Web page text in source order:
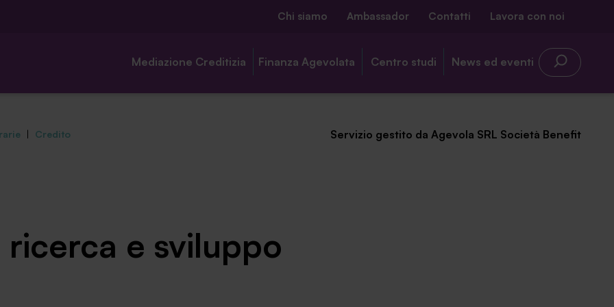
Contatti
Chi siamo Ambassador Contatti Lavora con noi
Mediazione Creditizia Finanza Agevolata Centro studi News ed eventi
| Credito
Servizio gestito da Agevola SRL Società Benefit
ricerca e sviluppo